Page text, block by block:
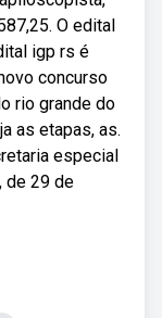
O edital
igp rs é
concurso
rio grande do
as etapas, as.
especial
de 29 de